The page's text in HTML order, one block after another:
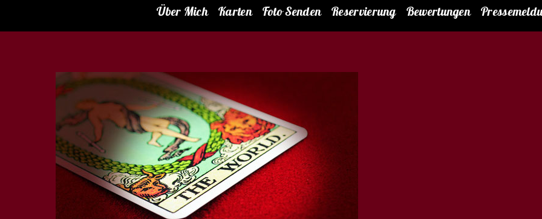
Über Mich Karten Foto Senden Reservierung Bewertungen